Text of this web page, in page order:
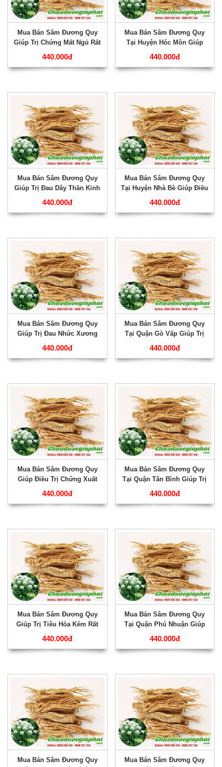
Mua Bán Sâm Đương Quy
Giúp Trị Chứng Mất Ngủ Rất
Hiệu Quả Tại Huyện Bình
440.000đ
Mua Bán Sâm Đương Quy
Tại Huyện Hóc Môn Giúp
Nâng Cao Thể Trạng Tốt
440.000đ
Mua Bán Sâm Đương Quy
Giúp Trị Đau Dây Thần Kinh
Tốt Nhất Tại Huyện Củ Chi
440.000đ
Mua Bán Sâm Đương Quy
Tại Huyện Nhà Bè Giúp Điều
Trị Yếu Sinh Lý Rất Tốt ???
440.000đ
Mua Bán Sâm Đương Quy
Giúp Trị Đau Nhức Xương
440.000đ
Mua Bán Sâm Đương Quy
Tại Quận Gò Vấp Giúp Trị
440.000đ
Mua Bán Sâm Đương Quy
Giúp Điều Trị Chứng Xuất
Thạnh ???
440.000đ
Mua Bán Sâm Đương Quy
Tại Quận Tân Bình Giúp Trị
Nhất ???
440.000đ
Mua Bán Sâm Đương Quy
Giúp Trị Tiêu Hóa Kém Rất
Hiệu Quả Tại Quận Tân Phú
440.000đ
Mua Bán Sâm Đương Quy
Tại Quận Phú Nhuận Giúp
Trị Chứng Thiếu Máu Rất Tốt
440.000đ
Mua Bán Sâm Đương Quy
Mua Bán Sâm Đương Quy